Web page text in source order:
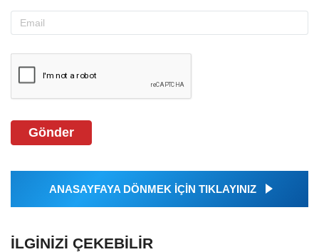
Gönder
ANASAYFAYA DÖNMEK İÇİN TIKLAYINIZ
İLGINIZI ÇEKEBILIR